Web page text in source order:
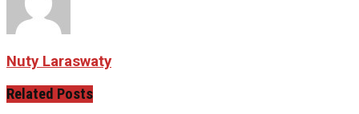
Nuty Laraswaty
Related Posts